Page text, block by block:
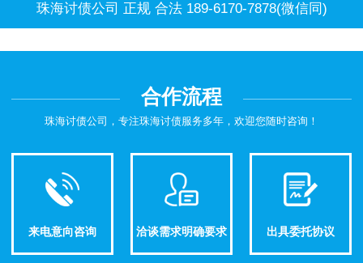
珠海讨债公司 正规 合法 189-6170-7878(微信同)
合作流程
珠海讨债公司，专注珠海讨债服务多年，欢迎您随时咨询！
来电意向咨询 洽谈需求明确要求 出具委托协议